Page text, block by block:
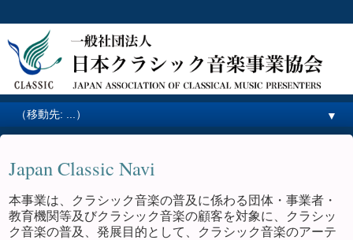
▼
Japan Classic Navi
本事業は、クラシック音楽の普及に係わる団体・事業者・
教育機関等及びクラシック音楽の顧客を対象に、クラシッ
ク音楽の普及、発展目的として、クラシック音楽のアーテ